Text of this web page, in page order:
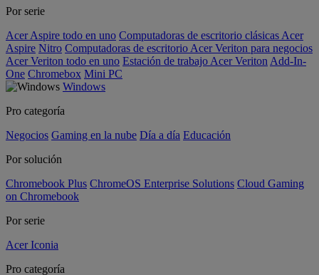
Por serie
Acer Aspire todo en uno Computadoras de escritorio clásicas Acer
Aspire Nitro Computadoras de escritorio Acer Veriton para negocios
Acer Veriton todo en uno Estación de trabajo Acer Veriton Add-In-
One Chromebox Mini PC
Windows
Pro categoría
Negocios Gaming en la nube Día a día Educación
Por solución
Chromebook Plus ChromeOS Enterprise Solutions Cloud Gaming
on Chromebook
Por serie
Acer Iconia
Pro categoría